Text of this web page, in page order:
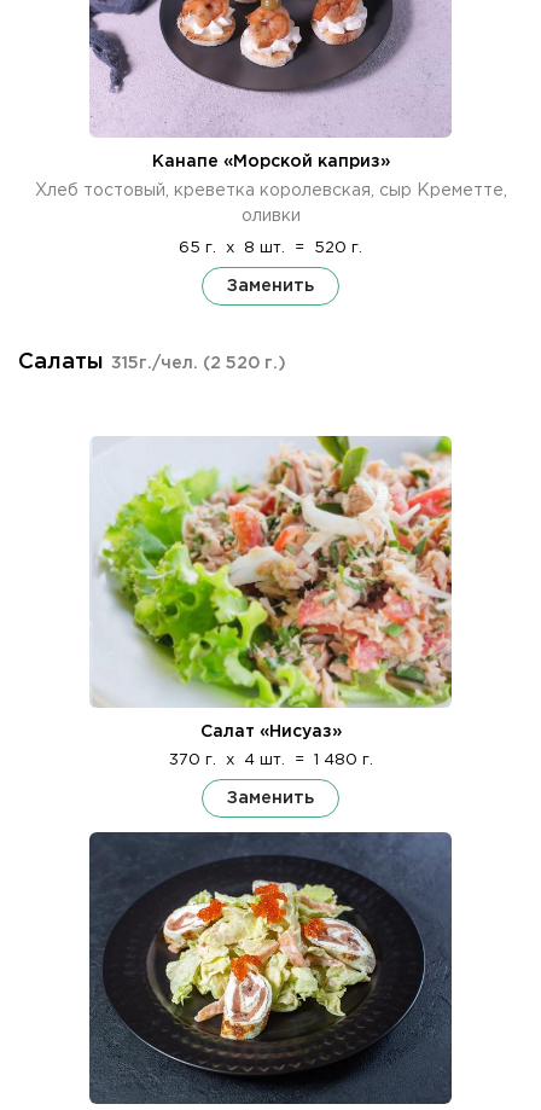
Канапе «Морской каприз»
Хлеб тостовый, креветка королевская, сыр Креметте,
оливки
65 г. x 8 шт. = 520 г.
Заменить
Салаты 315г./чел. (2 520 г.)
Салат «Нисуаз»
370 г. x 4 шт. = 1 480 г.
Заменить